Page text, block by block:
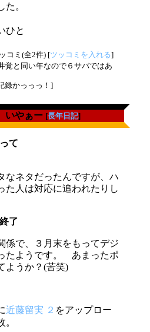
。
ひと
コミ(全2件) [ツッコミを入れる]
覚と同い年なので６サバではあ
録かっっっ！]
いやぁー [長年日記]
て
なネタだったんですが、ハ
た人は対応に追われたりし
了
係で、３月末をもってデジ
たようです。 あまったポ
ようか？(苦笑)
近藤留実 ２ をアップロー